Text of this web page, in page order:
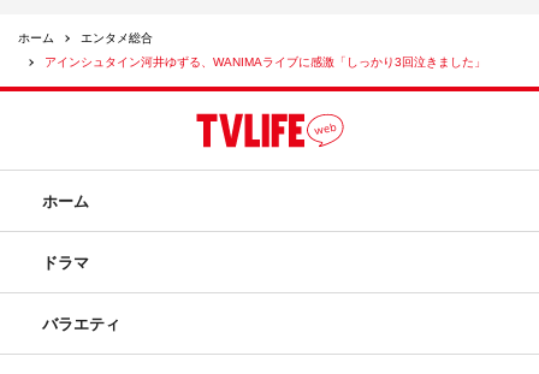
ホーム
エンタメ総合
アインシュタイン河井ゆずる、WANIMAライブに感激「しっかり3回泣きました」
ホーム
ドラマ
バラエティ